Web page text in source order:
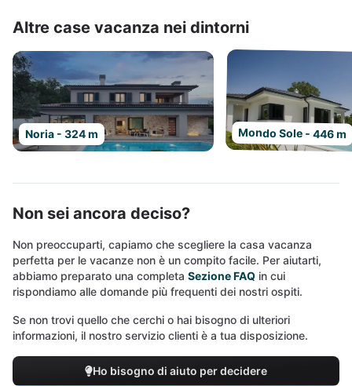
Altre case vacanza nei dintorni
Noria - 324 m Mondo Sole - 446 m
Non sei ancora deciso?
Non preoccuparti, capiamo che scegliere la casa vacanza
perfetta per le vacanze non è un compito facile. Per aiutarti,
abbiamo preparato una completa Sezione FAQ in cui
rispondiamo alle domande più frequenti dei nostri ospiti.
Se non trovi quello che cerchi o hai bisogno di ulteriori
informazioni, il nostro servizio clienti è a tua disposizione.
Ho bisogno di aiuto per decidere